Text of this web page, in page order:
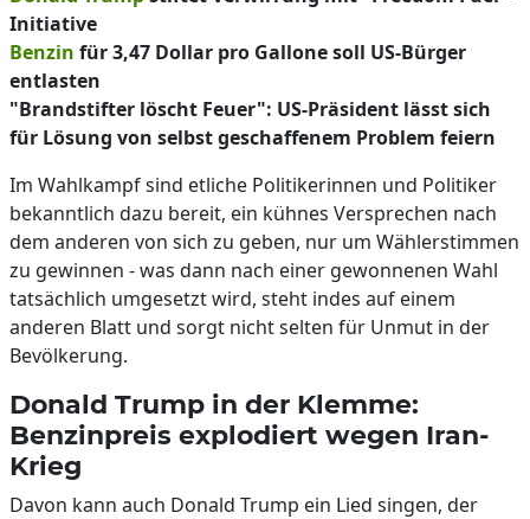
Initiative
Benzin für 3,47 Dollar pro Gallone soll US-Bürger
entlasten
"Brandstifter löscht Feuer": US-Präsident lässt sich
für Lösung von selbst geschaffenem Problem feiern
Im Wahlkampf sind etliche Politikerinnen und Politiker
bekanntlich dazu bereit, ein kühnes Versprechen nach
dem anderen von sich zu geben, nur um Wählerstimmen
zu gewinnen - was dann nach einer gewonnenen Wahl
tatsächlich umgesetzt wird, steht indes auf einem
anderen Blatt und sorgt nicht selten für Unmut in der
Bevölkerung.
Donald Trump in der Klemme:
Benzinpreis explodiert wegen Iran-
Krieg
Davon kann auch Donald Trump ein Lied singen, der